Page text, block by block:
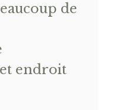
de
endroit